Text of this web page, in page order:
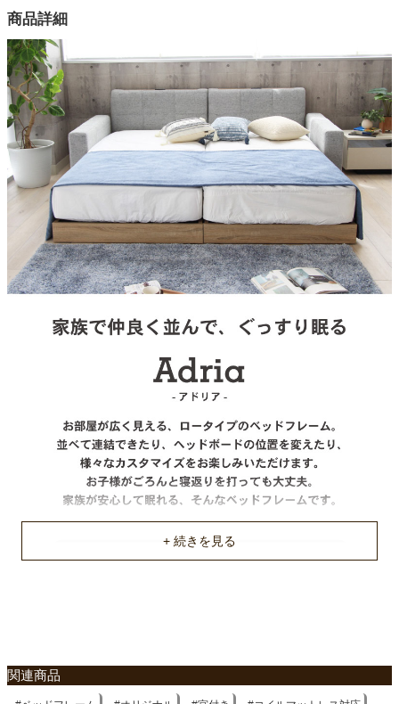
4色
張地
ファブリック（ポリエステル100%）、ブラックのみPVC
詰物
ウレタンフォーム
フレーム
プリント粧繊維板
ヘッドボード
ロータイプ
布床板
梱包サイズ
約102x62x18/201x16x12/103x16x8/99x96x10(cm)
厚さ15cm以上のマットレスもしくはスプリングの入ったマット
商品詳細
関連商品